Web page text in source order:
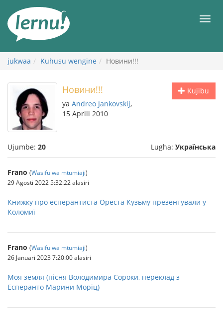
maudhui
jukwaa Kuhusu wengine Новини!!!
Kujibu
Новини!!!
ya Andreo Jankovskij,
15 Aprili 2010
Ujumbe: 20 Lugha: Українська
Frano (Wasifu wa mtumiaji)
29 Agosti 2022 5:32:22 alasiri
Книжку про есперантиста Ореста Кузьму презентували у
Коломиї
Frano (Wasifu wa mtumiaji)
26 Januari 2023 7:20:00 alasiri
Моя земля (пісня Володимира Сороки, переклад з
Есперанто Марини Моріц)